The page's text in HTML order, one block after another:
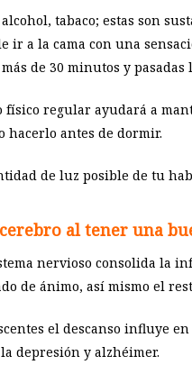
tabaco; estas son
ir a la cama con una
de 30 minutos y pasadas
físico regular ayudará a
hacerlo antes de dormir.
de luz posible de tu
al tener una
nervioso consolida la
de ánimo, así mismo el
el descanso influye
depresión y alzhéimer.